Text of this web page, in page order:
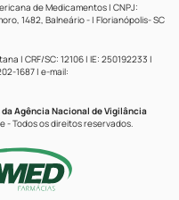
de Medicamentos | CNPJ:
1482, Balneário - | Florianópolis- SC
| CRF/SC: 12106 | IE: 250192233 |
1687 | e-mail:
Agência Nacional de Vigilância
- Todos os direitos reservados.